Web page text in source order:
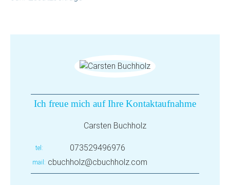
Ich freue mich auf Ihre Kontaktaufnahme
Carsten Buchholz
tel 073529496976
mail cbuchholz@cbuchholz.com